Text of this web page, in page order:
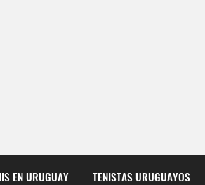
EN URUGUAY TENISTAS URUGUAYOS